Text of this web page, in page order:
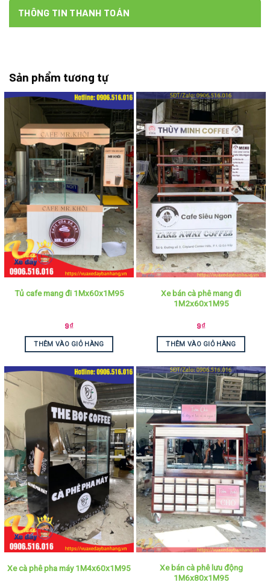
THÔNG TIN THANH TOÁN
Sản phẩm tương tự
Tủ cafe mang đi 1Mx60x1M95
9₫
THÊM VÀO GIỎ HÀNG
Xe bán cà phê mang đi
1M2x60x1M95
9₫
THÊM VÀO GIỎ HÀNG
Xe cà phê pha máy 1M4x60x1M95
Xe bán cà phê lưu động
1M6x80x1M95